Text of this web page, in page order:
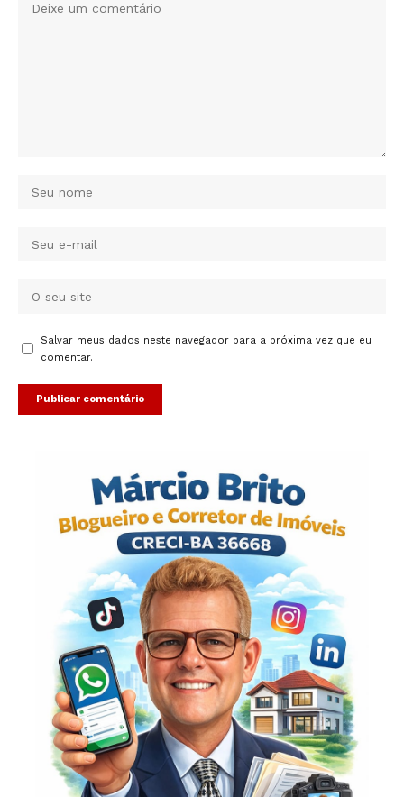
Salvar meus dados neste navegador para a próxima vez que eu
comentar.